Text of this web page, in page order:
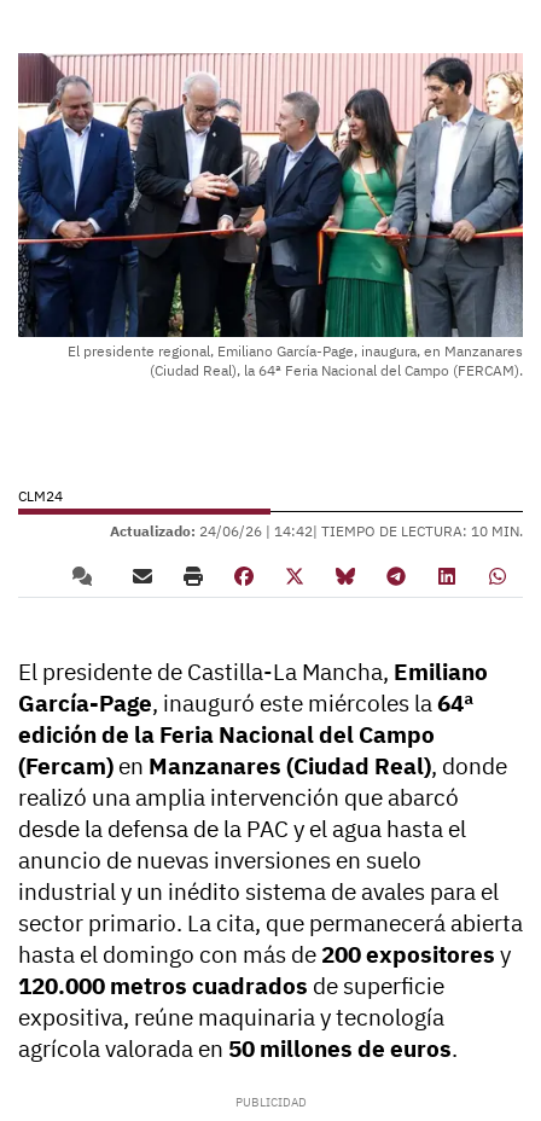
El presidente regional, Emiliano García-Page, inaugura, en Manzanares
(Ciudad Real), la 64ª Feria Nacional del Campo (FERCAM).
CLM24
Actualizado: 24/06/26 | 14:42| TIEMPO DE LECTURA: 10 MIN.
El presidente de Castilla-La Mancha, Emiliano
García-Page, inauguró este miércoles la64ª
edición de la Feria Nacional del Campo
(Fercam) en Manzanares (Ciudad Real), donde
realizó una amplia intervención que abarcó
desde la defensa de la PAC y el agua hasta el
anuncio de nuevas inversiones en suelo
industrial y un inédito sistema de avales para el
sector primario. La cita, que permanecerá abierta
hasta el domingo con más de 200 expositores y
120.000 metros cuadrados de superficie
expositiva, reúne maquinaria y tecnología
agrícola valorada en 50 millones de euros.